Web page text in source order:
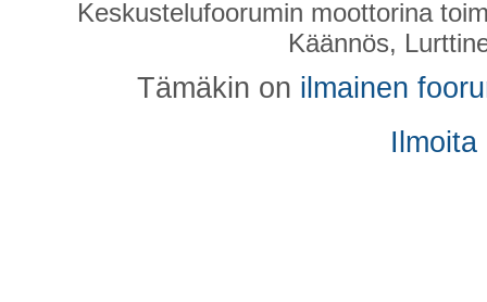
Keskustelufoorumin moottorina
Käännös,
Tämäkin on ilmainen